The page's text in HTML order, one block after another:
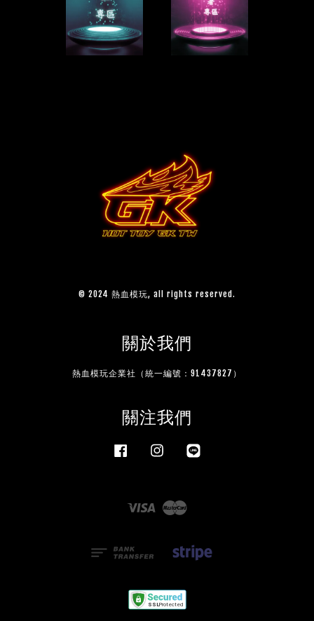
© 2024 熱血模玩, all rights reserved.
關於我們
熱血模玩企業社（統一編號：91437827）
關注我們
Facebook Instagram
Visa